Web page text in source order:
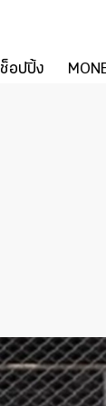
ช็อปปิ้ง